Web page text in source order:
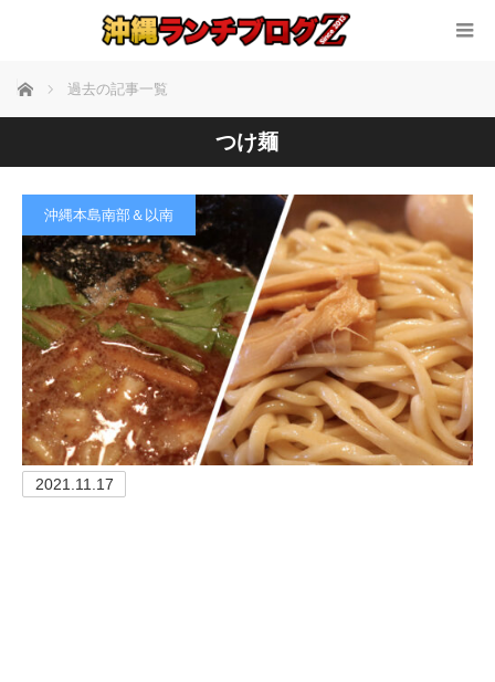
ホーム 過去の記事一覧
つけ麺
沖縄本島南部＆以南
2021.11.17